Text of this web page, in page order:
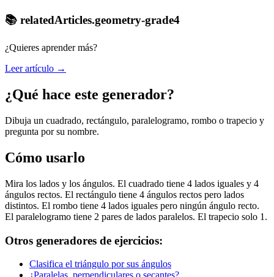
📚 relatedArticles.geometry-grade4
¿Quieres aprender más?
Leer artículo →
¿Qué hace este generador?
Dibuja un cuadrado, rectángulo, paralelogramo, rombo o trapecio y
pregunta por su nombre.
Cómo usarlo
Mira los lados y los ángulos. El cuadrado tiene 4 lados iguales y 4
ángulos rectos. El rectángulo tiene 4 ángulos rectos pero lados
distintos. El rombo tiene 4 lados iguales pero ningún ángulo recto.
El paralelogramo tiene 2 pares de lados paralelos. El trapecio solo 1.
Otros generadores de ejercicios:
Clasifica el triángulo por sus ángulos